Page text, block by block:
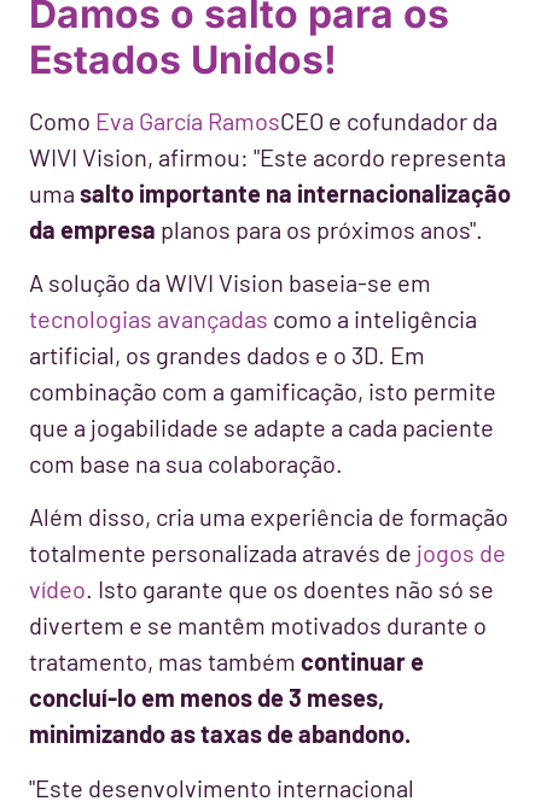
Damos o salto para os
Estados Unidos!
Como Eva García RamosCEO e cofundador da
WIVI Vision, afirmou: "Este acordo representa
uma salto importante na internacionalização
da empresa planos para os próximos anos".
A solução da WIVI Vision baseia-se em
tecnologias avançadas como a inteligência
artificial, os grandes dados e o 3D. Em
combinação com a gamificação, isto permite
que a jogabilidade se adapte a cada paciente
com base na sua colaboração.
Além disso, cria uma experiência de formação
totalmente personalizada através de jogos de
vídeo. Isto garante que os doentes não só se
divertem e se mantêm motivados durante o
tratamento, mas também continuar e
concluí-lo em menos de 3 meses,
minimizando as taxas de abandono.
"Este desenvolvimento internacional